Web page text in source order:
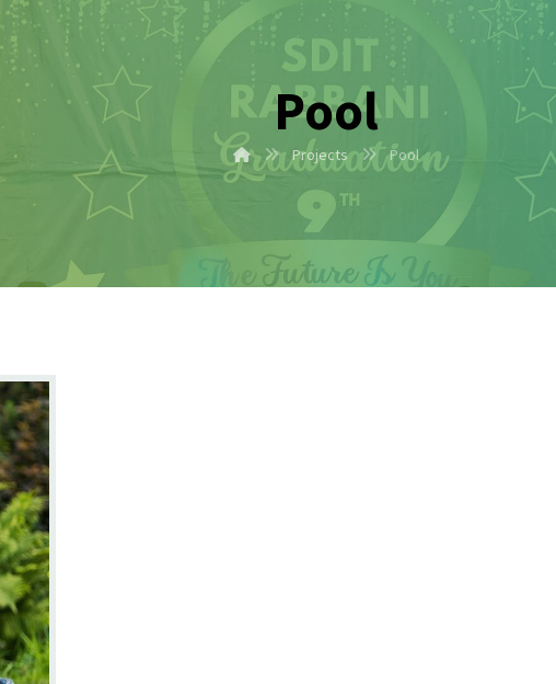
Pool
Projects Pool